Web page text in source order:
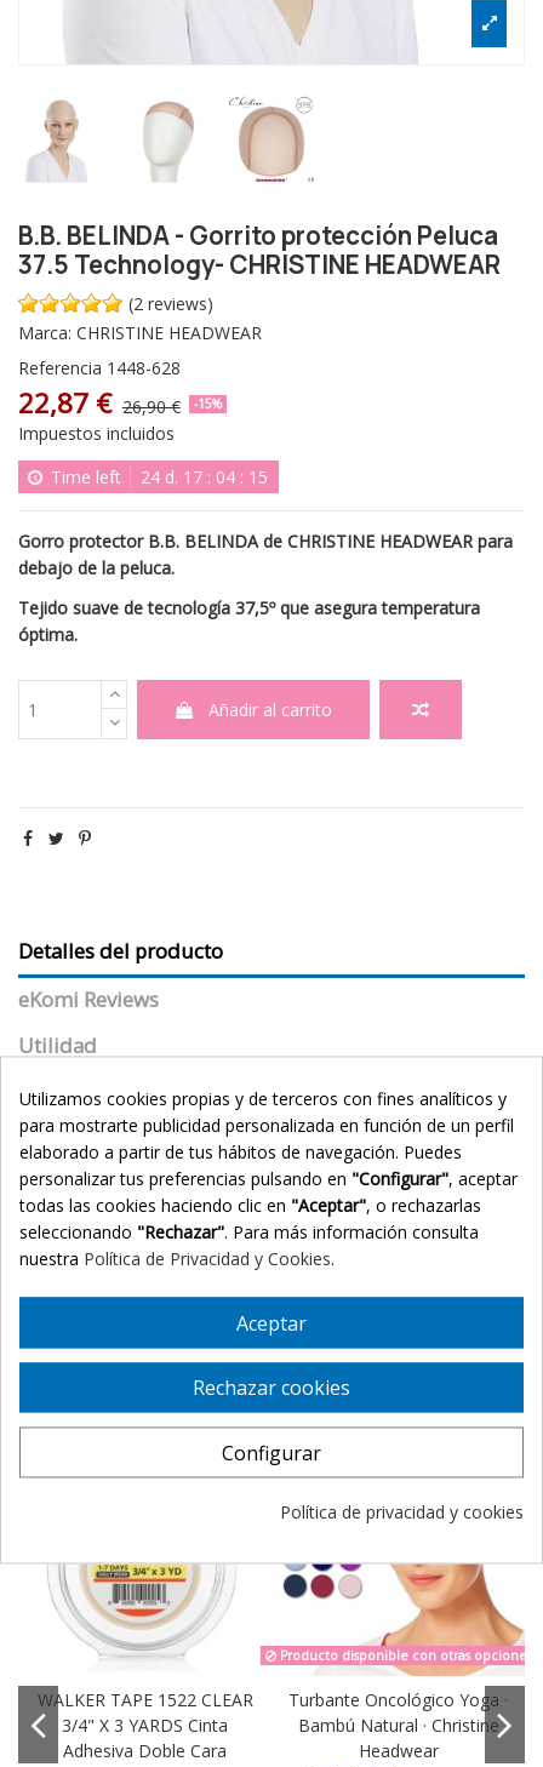
B.B. BELINDA - Gorrito protección Peluca
37.5 Technology- CHRISTINE HEADWEAR
(2 reviews)
Marca: CHRISTINE HEADWEAR
Referencia 1448-628
22,87 € 26,90 € -15%
Impuestos incluidos
Time left
24 d. 17 : 04 : 14
Gorro protector B.B. BELINDA de CHRISTINE HEADWEAR para
debajo de la peluca.
Tejido suave de tecnología 37,5º que asegura temperatura
óptima.
Añadir al carrito
Detalles del producto
eKomi Reviews
Utilidad
Propiedades
Modo de empleo
Presentación
Estado Nuevo
Los clientes que adquirieron este producto
también compraron:
¡En oferta!
WALKER TAPE 1522 CLEAR
3/4" X 3 YARDS Cinta
Adhesiva Doble Cara
¡En oferta!
-15%
Producto disponible con otras opciones
Turbante Oncológico Yoga ·
Bambú Natural · Christine
Headwear
Utilizamos cookies propias y de terceros con fines analíticos y
para mostrarte publicidad personalizada en función de un perfil
elaborado a partir de tus hábitos de navegación. Puedes
personalizar tus preferencias pulsando en "Configurar", aceptar
todas las cookies haciendo clic en "Aceptar", o rechazarlas
seleccionando "Rechazar". Para más información consulta
nuestra Política de Privacidad y Cookies.
Aceptar
Rechazar cookies
Configurar
Política de privacidad y cookies